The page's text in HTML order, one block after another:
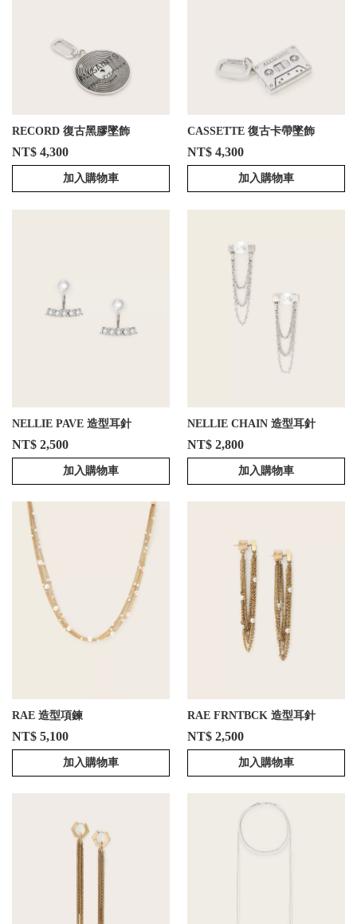
RECORD 復古黑膠墜飾
NT$ 4,300
加入購物車
CASSETTE 復古卡帶墜飾
NT$ 4,300
加入購物車
NELLIE PAVE 造型耳針
NT$ 2,500
加入購物車
NELLIE CHAIN 造型耳針
NT$ 2,800
加入購物車
RAE 造型項鍊
NT$ 5,100
加入購物車
RAE FRNTBCK 造型耳針
NT$ 2,500
加入購物車